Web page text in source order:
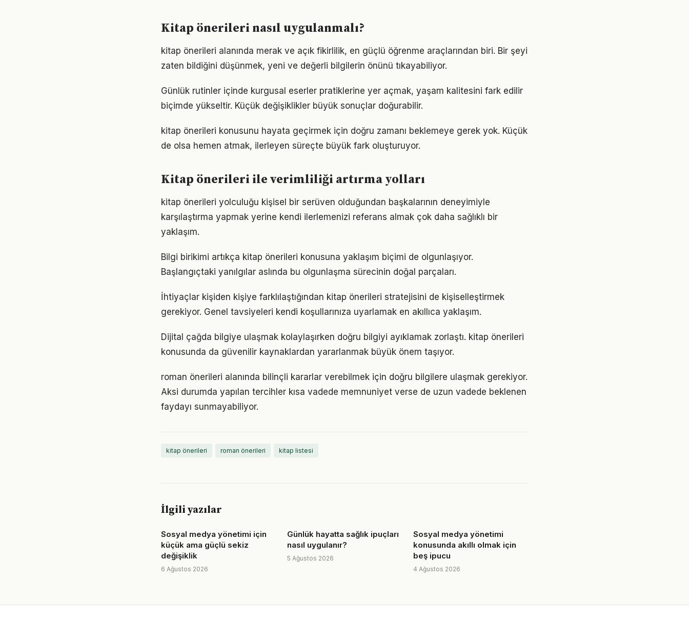
Kitap önerileri nasıl uygulanmalı?
kitap önerileri alanında merak ve açık fikirlilik, en güçlü öğrenme araçlarından biri. Bir şeyi
zaten bildiğini düşünmek, yeni ve değerli bilgilerin önünü tıkayabiliyor.
Günlük rutinler içinde kurgusal eserler pratiklerine yer açmak, yaşam kalitesini fark edilir
biçimde yükseltir. Küçük değişiklikler büyük sonuçlar doğurabilir.
kitap önerileri konusunu hayata geçirmek için doğru zamanı beklemeye gerek yok. Küçük
de olsa hemen atmak, ilerleyen süreçte büyük fark oluşturuyor.
Kitap önerileri ile verimliliği artırma yolları
kitap önerileri yolculuğu kişisel bir serüven olduğundan başkalarının deneyimiyle
karşılaştırma yapmak yerine kendi ilerlemenizi referans almak çok daha sağlıklı bir
yaklaşım.
Bilgi birikimi artıkça kitap önerileri konusuna yaklaşım biçimi de olgunlaşıyor.
Başlangıçtaki yanılgılar aslında bu olgunlaşma sürecinin doğal parçaları.
İhtiyaçlar kişiden kişiye farklılaştığından kitap önerileri stratejisini de kişiselleştirmek
gerekiyor. Genel tavsiyeleri kendi koşullarınıza uyarlamak en akıllıca yaklaşım.
Dijital çağda bilgiye ulaşmak kolaylaşırken doğru bilgiyi ayıklamak zorlaştı. kitap önerileri
konusunda da güvenilir kaynaklardan yararlanmak büyük önem taşıyor.
roman önerileri alanında bilinçli kararlar verebilmek için doğru bilgilere ulaşmak gerekiyor.
Aksi durumda yapılan tercihler kısa vadede memnuniyet verse de uzun vadede beklenen
faydayı sunmayabiliyor.
kitap önerileri roman önerileri kitap listesi
İlgili yazılar
Sosyal medya yönetimi için
küçük ama güçlü sekiz
değişiklik
6 Ağustos 2026
Günlük hayatta sağlık ipuçları
nasıl uygulanır?
5 Ağustos 2026
Sosyal medya yönetimi
konusunda akıllı olmak için
beş ipucu
4 Ağustos 2026